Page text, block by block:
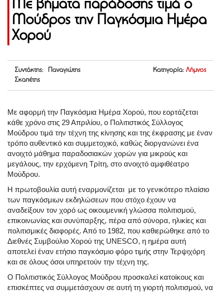
Με βήματα παράδοσης τιμά ο
Μούδρος την Παγκόσμια Ημέρα
Χορού
Συντάκτης: Παναγιώτης
Σκαπέτης
Κατηγορία: Λήμνος
Με αφορμή την Παγκόσμια Ημέρα Χορού, που εορτάζεται
κάθε χρόνο στις 29 Απριλίου, ο Πολιτιστικός Σύλλογος
Μούδρου τιμά την τέχνη της κίνησης και της έκφρασης με έναν
τρόπο αυθεντικό και συμμετοχικό, καθώς διοργανώνει ένα
ανοιχτό μάθημα παραδοσιακών χορών για μικρούς και
μεγάλους, την ερχόμενη Τρίτη, στο ανοιχτό αμφιθέατρο
Μούδρου.
Η πρωτοβουλία αυτή εναρμονίζεται με το γενικότερο πλαίσιο
των παγκόσμιων εκδηλώσεων που στόχο έχουν να
αναδείξουν τον χορό ως οικουμενική γλώσσα πολιτισμού,
επικοινωνίας και συνύπαρξης, πέρα από σύνορα, ηλικίες και
πολιτισμικές διαφορές. Από το 1982, που καθιερώθηκε από το
Διεθνές Συμβούλιο Χορού της UNESCO, η ημέρα αυτή
αποτελεί έναν ετήσιο παγκόσμιο φόρο τιμής στην Τερψιχόρη
και σε όλους όσοι υπηρετούν την τέχνη της.
Ο Πολιτιστικός Σύλλογος Μούδρου προσκαλεί κατοίκους και
επισκέπτες να συμμετάσχουν σε αυτή τη γιορτή πολιτισμού, να